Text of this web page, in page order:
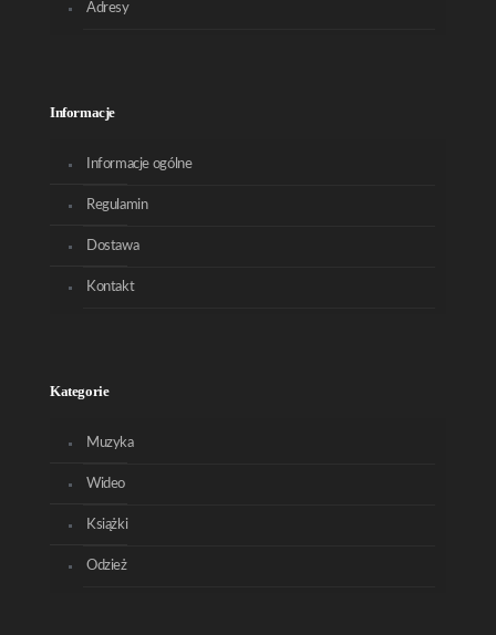
Adresy
Informacje
Informacje ogólne
Regulamin
Dostawa
Kontakt
Kategorie
Muzyka
Wideo
Książki
Odzież